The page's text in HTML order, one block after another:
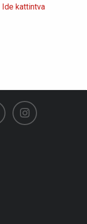
Ide kattintva